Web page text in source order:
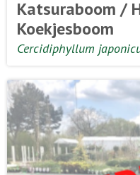
Katsuraboom /
Koekjesboom
Cercidiphyllum